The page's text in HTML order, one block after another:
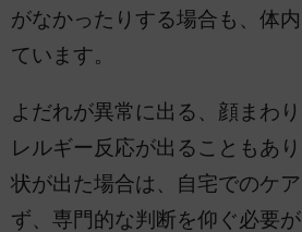
がなかったりする場合も、体
ています。
よだれが異常に出る、顔まわ
レルギー反応が出ることもあ
状が出た場合は、自宅でのケ
ず、専門的な判断を仰ぐ必要が